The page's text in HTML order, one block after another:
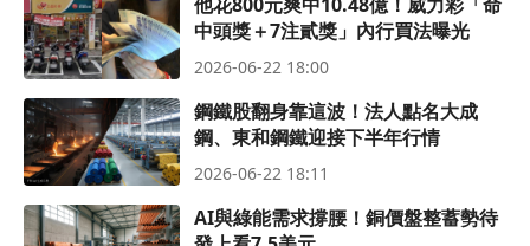
中頭獎＋7注貳獎」內行買法曝光
2026-06-22 18:00
鋼鐵股翻身靠這波！法人點名大成
鋼、東和鋼鐵迎接下半年行情
2026-06-22 18:11
AI與綠能需求撐腰！銅價盤整蓄勢待